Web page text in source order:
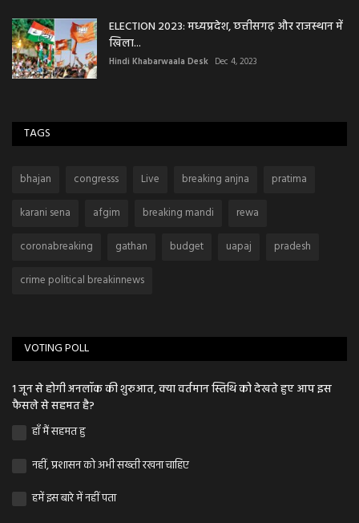
ELECTION 2023: मध्यप्रदेश, छत्तीसगढ़ और राजस्थान में
खिला...
Hindi Khabarwaala Desk Dec 4, 2023
TAGS
bhajan congresss Live breaking anjna
pratima
karani sena
afgim breaking mandi
rewa
coronabreaking
gathan budget uapaj
pradesh
crime political breakinnews
VOTING POLL
1 जून से होगी अनलॉक की शुरुआत, क्या वर्तमान स्तिथि को देखते हुए आप इस
फैसले से सहमत है?
हाँ मैं सहमत हु
नहीं, प्रशासन को अभी सख्ती रखना चाहिए
हमें इस बारे में नहीं पता